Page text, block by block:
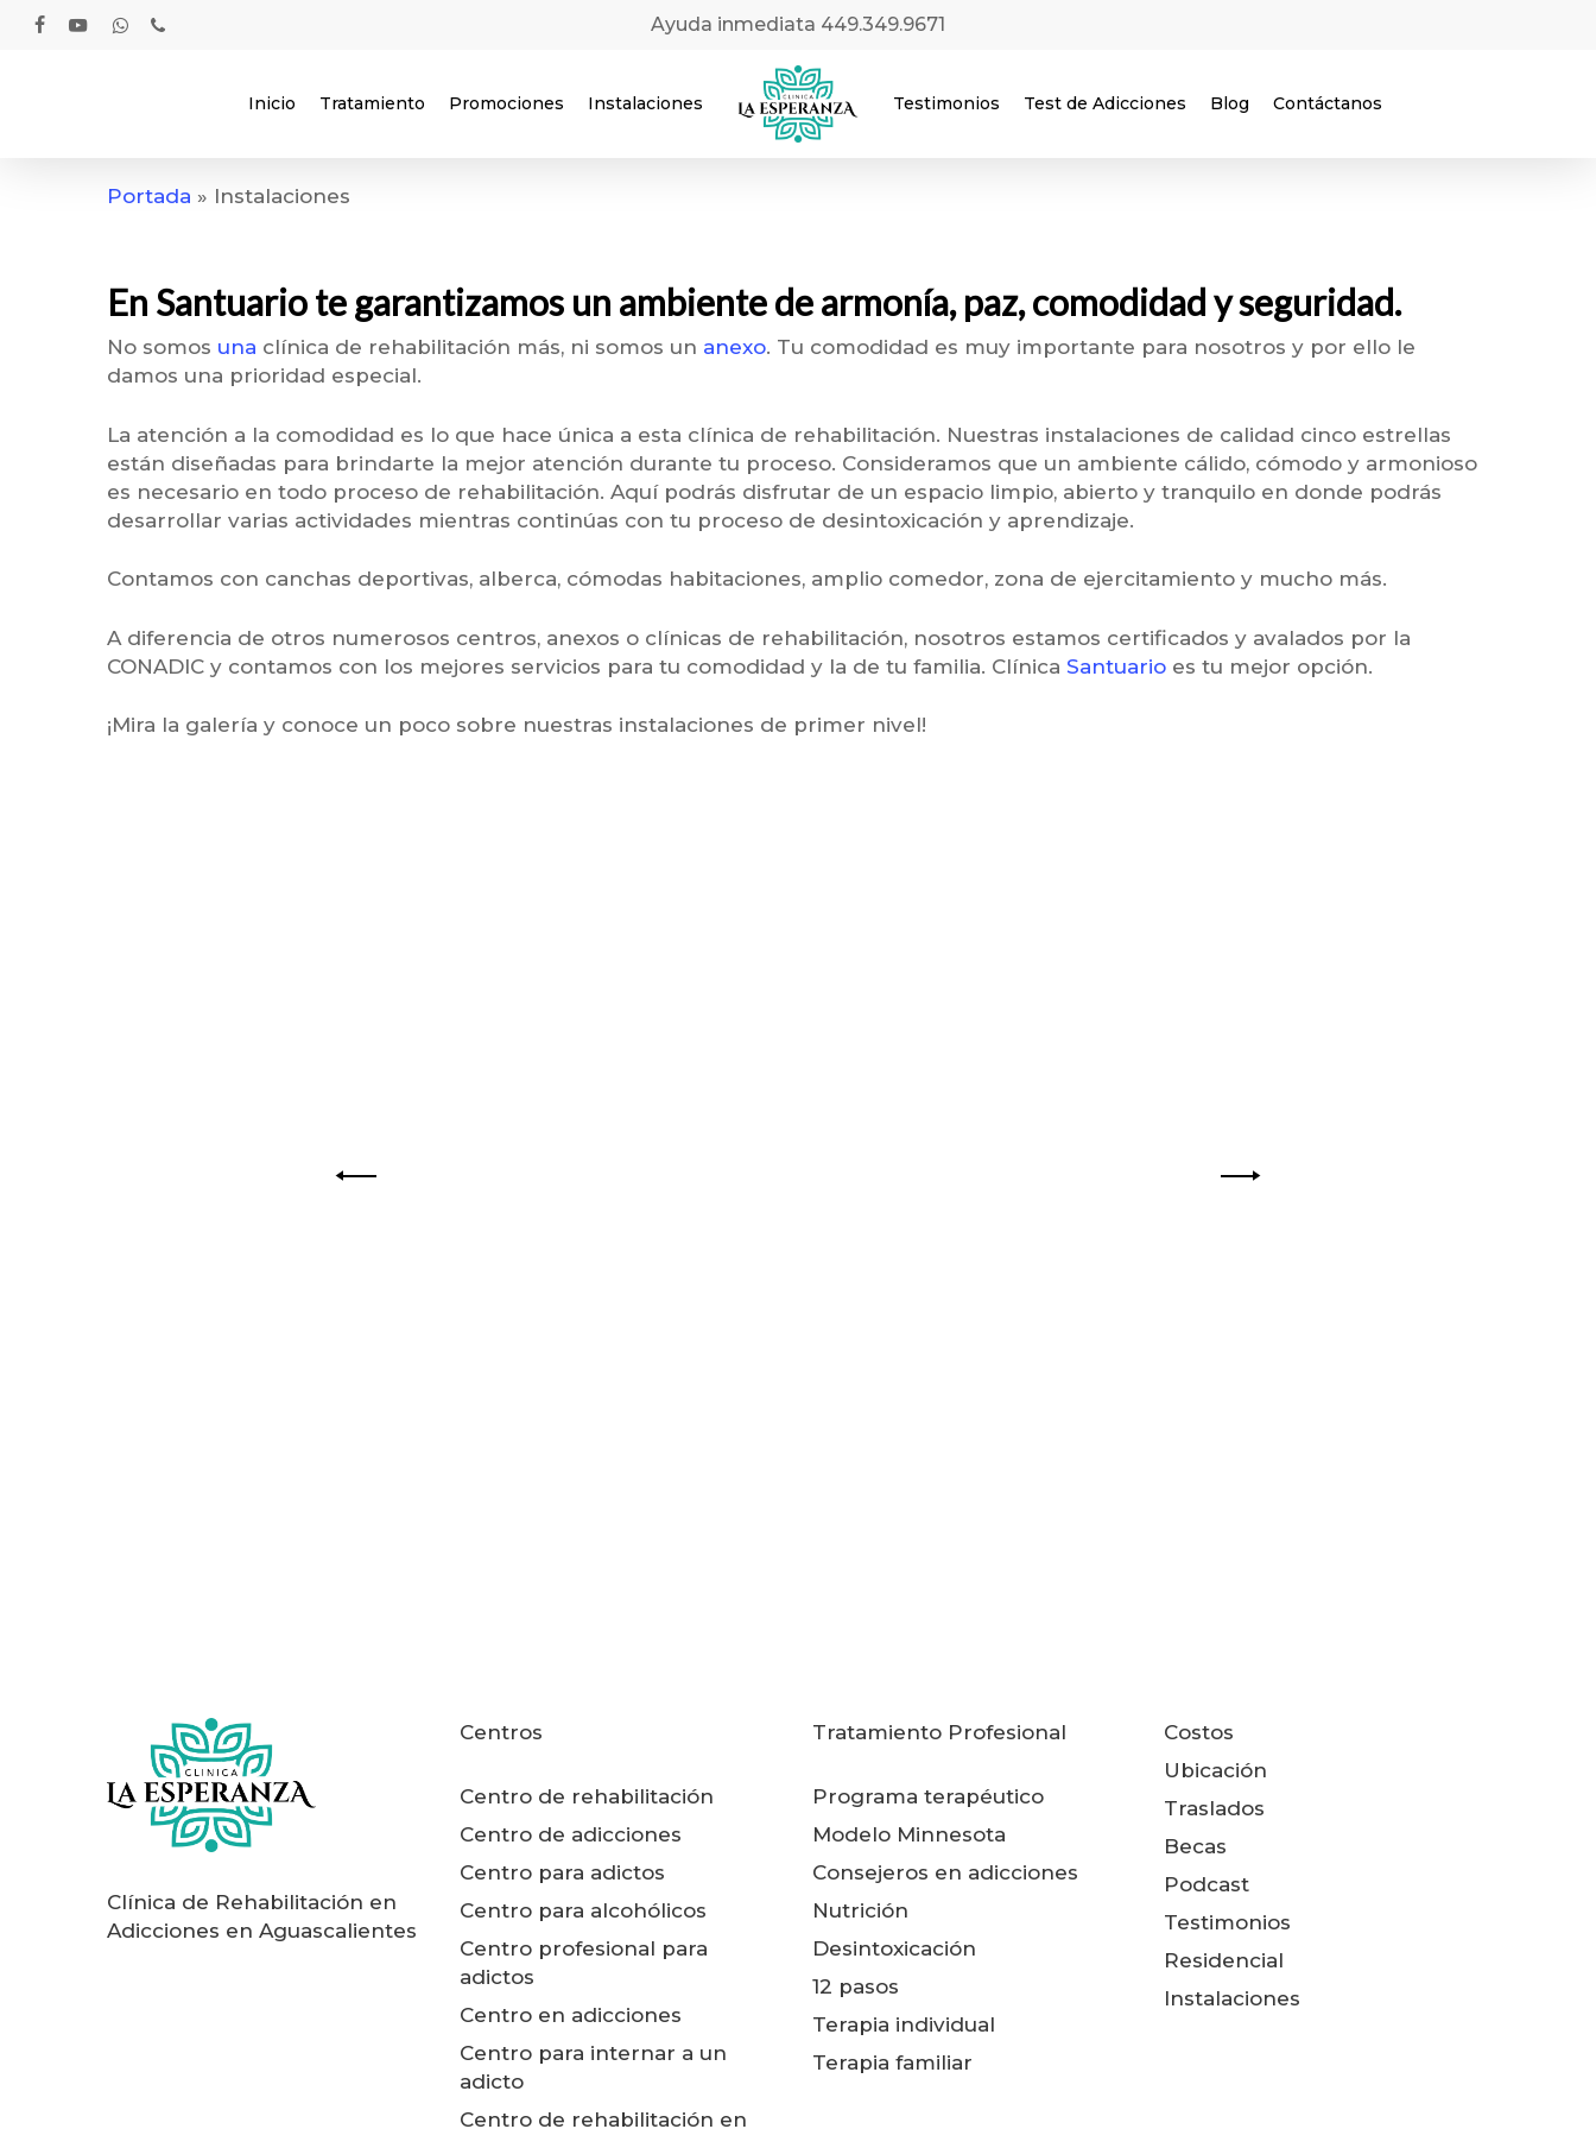
Skip
facebookyoutubewhatsapp
Ayuda inmediata 449.349.9671
Inicio Tratamiento Promociones Instalaciones Testimonios Test de Adicciones Blog Contáctanos
Portada » Instalaciones
En Santuario te garantizamos un ambiente de armonía, paz, comodidad y seguridad.
No somos una clínica de rehabilitación más, ni somos un anexo. Tu comodidad es muy importante para nosotros y por ello le
damos una prioridad especial.
La atención a la comodidad es lo que hace única a esta clínica de rehabilitación. Nuestras instalaciones de calidad cinco estrellas
están diseñadas para brindarte la mejor atención durante tu proceso. Consideramos que un ambiente cálido, cómodo y armonioso
es necesario en todo proceso de rehabilitación. Aquí podrás disfrutar de un espacio limpio, abierto y tranquilo en donde podrás
desarrollar varias actividades mientras continúas con tu proceso de desintoxicación y aprendizaje.
Contamos con canchas deportivas, alberca, cómodas habitaciones, amplio comedor, zona de ejercitamiento y mucho más.
A diferencia de otros numerosos centros, anexos o clínicas de rehabilitación, nosotros estamos certificados y avalados por la
CONADIC y contamos con los mejores servicios para tu comodidad y la de tu familia. Clínica Santuario es tu mejor opción.
¡Mira la galería y conoce un poco sobre nuestras instalaciones de primer nivel!
Clínica de Rehabilitación en
Adicciones en Aguascalientes
Centros
Centro de rehabilitación
Centro de adicciones
Centro para adictos
Centro para alcohólicos
Centro profesional para
adictos
Centro en adicciones
Centro para internar a un
adicto
Centro de rehabilitación en
Tratamiento Profesional
Programa terapéutico
Modelo Minnesota
Consejeros en adicciones
Nutrición
Desintoxicación
12 pasos
Terapia individual
Terapia familiar
Costos
Ubicación
Traslados
Becas
Podcast
Testimonios
Residencial
Instalaciones